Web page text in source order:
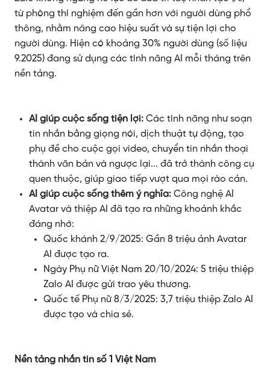
từ phòng thí nghiệm đến gần hơn với người dùng phổ
thông, nhằm nâng cao hiệu suất và sự tiện lợi cho
người dùng. Hiện có khoảng 30% người dùng (số liệu
9.2025) đang sử dụng các tính năng AI mỗi tháng trên
nền tảng.
AI giúp cuộc sống tiện lợi: Các tính năng như soạn
tin nhắn bằng giọng nói, dịch thuật tự động, tạo
phụ đề cho cuộc gọi video, chuyển tin nhắn thoại
thành văn bản và ngược lại... đã trở thành công cụ
quen thuộc, giúp giao tiếp vượt qua mọi rào cản.
AI giúp cuộc sống thêm ý nghĩa: Công nghệ AI
Avatar và thiệp AI đã tạo ra những khoảnh khắc
Quốc khánh 2/9/2025: Gần 8 triệu ảnh Avatar
AI được tạo ra.
Ngày Phụ nữ Việt Nam 20/10/2024: 5 triệu thiệp
Zalo AI được gửi trao yêu thương.
Quốc tế Phụ nữ 8/3/2025: 3,7 triệu thiệp Zalo AI
được tạo và chia sẻ.
Nền tảng nhắn tin số 1 Việt Nam